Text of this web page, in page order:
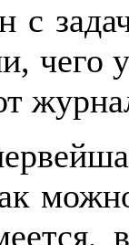
с
чего